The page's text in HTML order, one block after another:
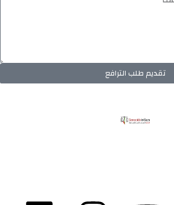
تقديم طلب الترافع